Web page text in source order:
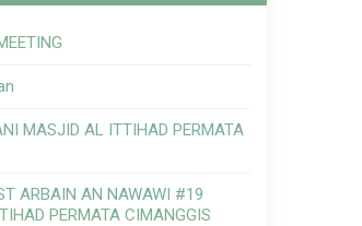
MASJID AL ITTIHAD PERMATA
ARBAIN AN NAWAWI #19
PERMATA CIMANGGIS